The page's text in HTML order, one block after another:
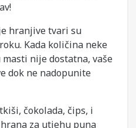
hranjive tvari su
Kada količina neke
nije dostatna, vaše
dok ne nadopunite
čokolada, čips, i
za utjehu puna